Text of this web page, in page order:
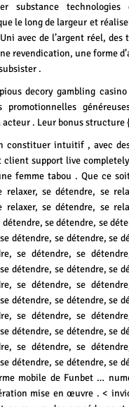
substance
le long de largeur et
avec de l’argent réel,
revendication, une forme
.
decory gambling
promotionnelles
acteur . Leur bonus structure
constituer intuitif , avec
client support live
femme tabou . Que ce
relaxer, se détendre, se
relaxer, se détendre, se
détendre, se détendre, se
détendre, se détendre, se
se détendre, se
détendre, se détendre, se
se détendre, se
détendre, se détendre, se
se détendre, se
détendre, se détendre, se
se détendre, se
détendre, se détendre, se
mobile de Funbet …
mise en œuvre . <